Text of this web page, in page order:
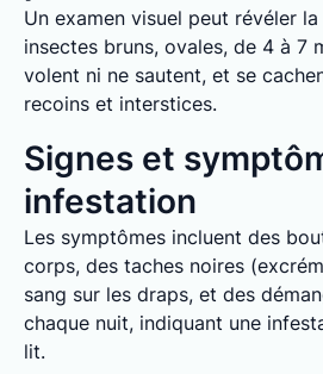
Un examen visuel peut révéler
insectes bruns, ovales, de 4 à 7
volent ni ne sautent, et se
recoins et interstices.
Signes et
infestation
Les symptômes incluent des
corps, des taches noires
sang sur les draps, et des
chaque nuit, indiquant une
lit.